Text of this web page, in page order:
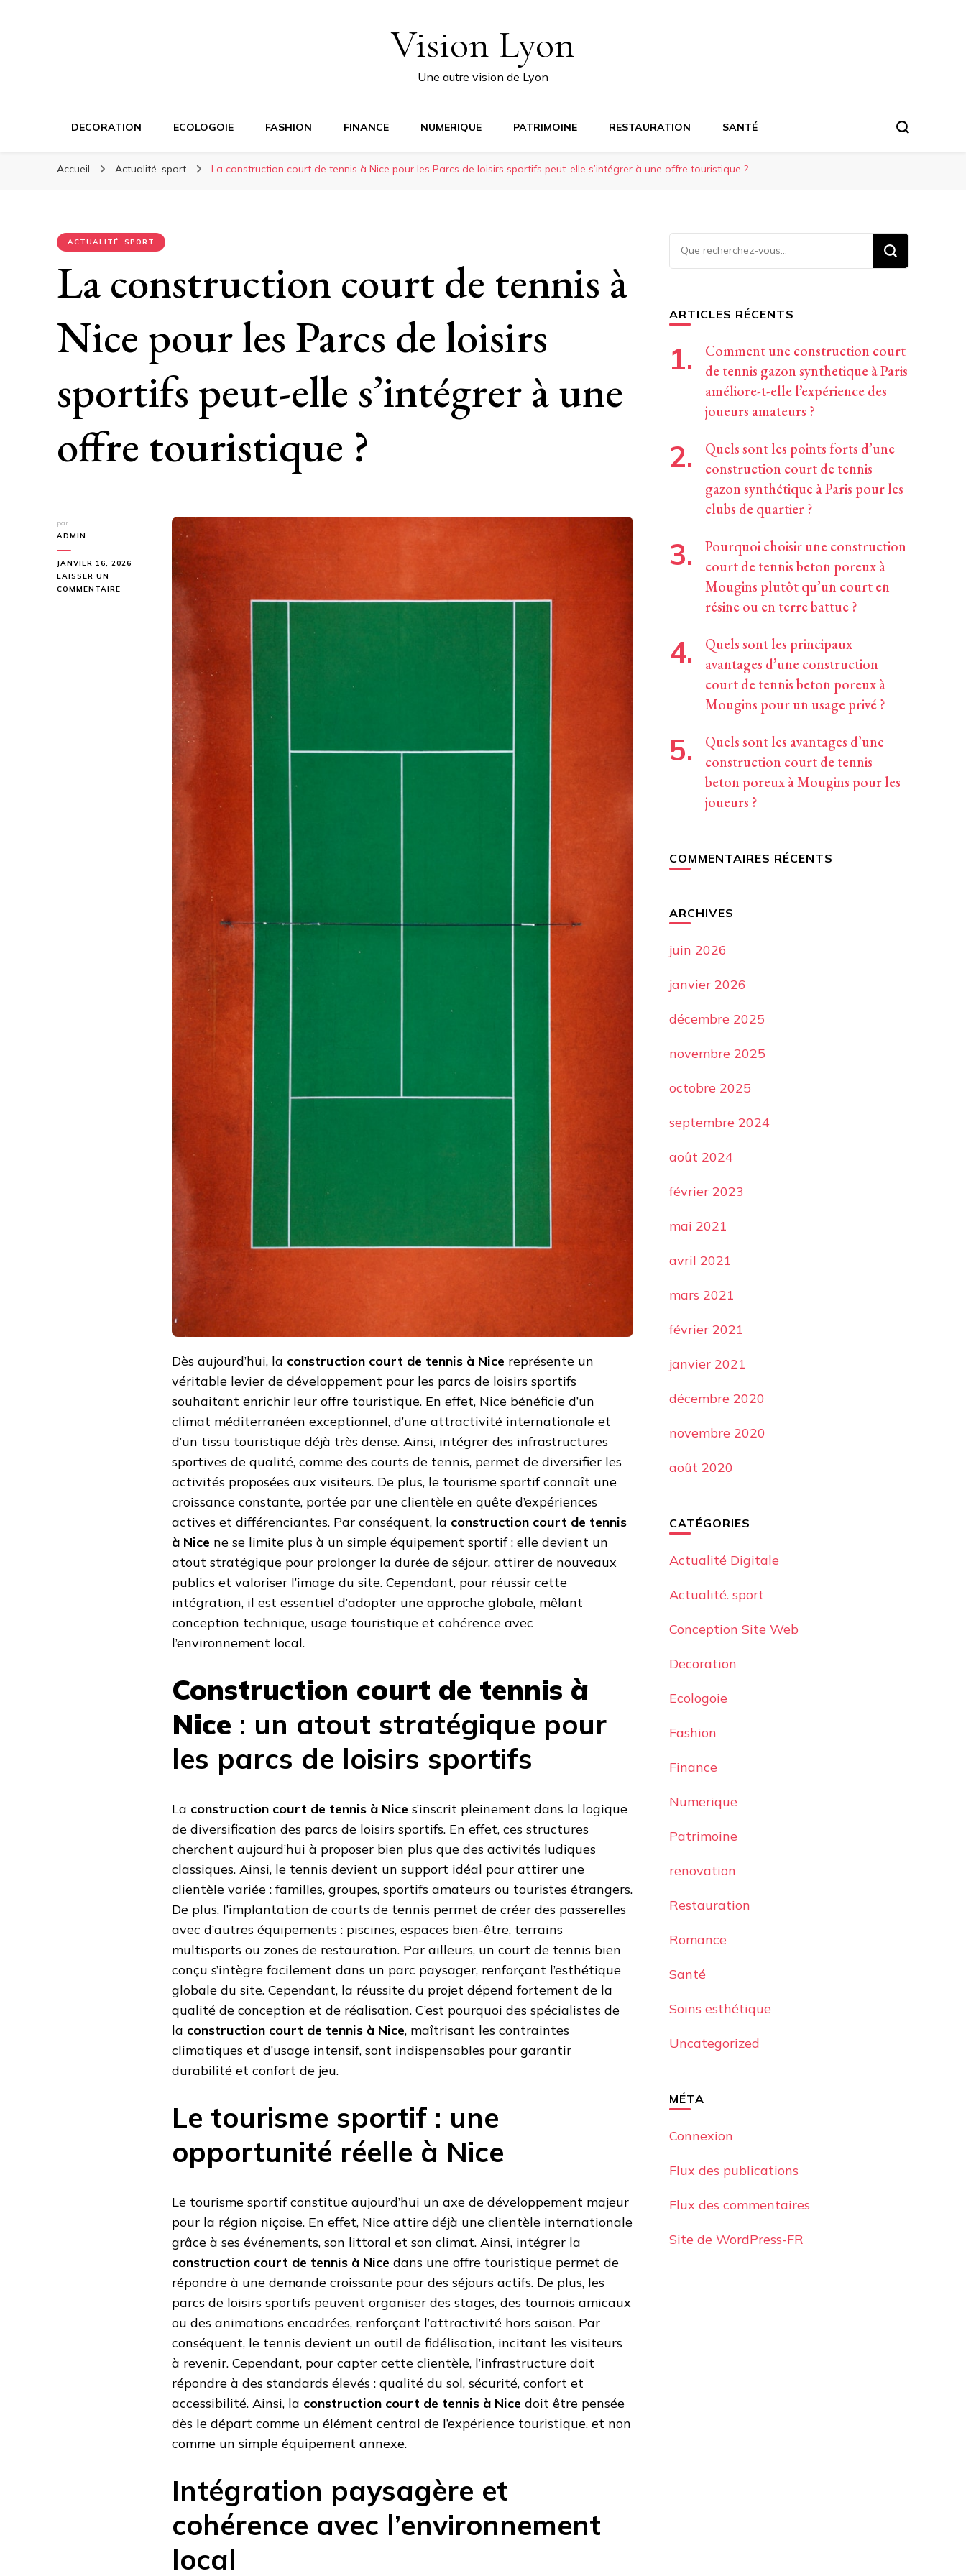
Vision Lyon
Une autre vision de Lyon
DECORATION ECOLOGOIE FASHION FINANCE NUMERIQUE PATRIMOINE RESTAURATION SANTÉ
Accueil Actualité. sport La construction court de tennis à Nice pour les Parcs de loisirs sportifs peut-elle s’intégrer à une offre touristique ?
ACTUALITÉ. SPORT
La construction court de tennis à
Nice pour les Parcs de loisirs
sportifs peut-elle s’intégrer à une
offre touristique ?
par
ADMIN
JANVIER 16, 2026
LAISSER UN
COMMENTAIRE
Dès aujourd’hui, la construction court de tennis à Nice représente un
véritable levier de développement pour les parcs de loisirs sportifs
souhaitant enrichir leur offre touristique. En effet, Nice bénéficie d’un
climat méditerranéen exceptionnel, d’une attractivité internationale et
d’un tissu touristique déjà très dense. Ainsi, intégrer des infrastructures
sportives de qualité, comme des courts de tennis, permet de diversifier les
activités proposées aux visiteurs. De plus, le tourisme sportif connaît une
croissance constante, portée par une clientèle en quête d’expériences
actives et différenciantes. Par conséquent, la construction court de tennis
à Nice ne se limite plus à un simple équipement sportif : elle devient un
atout stratégique pour prolonger la durée de séjour, attirer de nouveaux
publics et valoriser l’image du site. Cependant, pour réussir cette
intégration, il est essentiel d’adopter une approche globale, mêlant
conception technique, usage touristique et cohérence avec
l’environnement local.
Construction court de tennis à
Nice : un atout stratégique pour
les parcs de loisirs sportifs
La construction court de tennis à Nice s’inscrit pleinement dans la logique
de diversification des parcs de loisirs sportifs. En effet, ces structures
cherchent aujourd’hui à proposer bien plus que des activités ludiques
classiques. Ainsi, le tennis devient un support idéal pour attirer une
clientèle variée : familles, groupes, sportifs amateurs ou touristes étrangers.
De plus, l’implantation de courts de tennis permet de créer des passerelles
avec d’autres équipements : piscines, espaces bien-être, terrains
multisports ou zones de restauration. Par ailleurs, un court de tennis bien
conçu s’intègre facilement dans un parc paysager, renforçant l’esthétique
globale du site. Cependant, la réussite du projet dépend fortement de la
qualité de conception et de réalisation. C’est pourquoi des spécialistes de
la construction court de tennis à Nice, maîtrisant les contraintes
climatiques et d’usage intensif, sont indispensables pour garantir
durabilité et confort de jeu.
Le tourisme sportif : une
opportunité réelle à Nice
Le tourisme sportif constitue aujourd’hui un axe de développement majeur
pour la région niçoise. En effet, Nice attire déjà une clientèle internationale
grâce à ses événements, son littoral et son climat. Ainsi, intégrer la
construction court de tennis à Nice dans une offre touristique permet de
répondre à une demande croissante pour des séjours actifs. De plus, les
parcs de loisirs sportifs peuvent organiser des stages, des tournois amicaux
ou des animations encadrées, renforçant l’attractivité hors saison. Par
conséquent, le tennis devient un outil de fidélisation, incitant les visiteurs
à revenir. Cependant, pour capter cette clientèle, l’infrastructure doit
répondre à des standards élevés : qualité du sol, sécurité, confort et
accessibilité. Ainsi, la construction court de tennis à Nice doit être pensée
dès le départ comme un élément central de l’expérience touristique, et non
comme un simple équipement annexe.
Intégration paysagère et
cohérence avec l’environnement
local
Vous
recherchiez
ARTICLES RÉCENTS
Comment une construction court
de tennis gazon synthetique à Paris
améliore-t-elle l’expérience des
joueurs amateurs ?
Quels sont les points forts d’une
construction court de tennis
gazon synthétique à Paris pour les
clubs de quartier ?
Pourquoi choisir une construction
court de tennis beton poreux à
Mougins plutôt qu’un court en
résine ou en terre battue ?
Quels sont les principaux
avantages d’une construction
court de tennis beton poreux à
Mougins pour un usage privé ?
Quels sont les avantages d’une
construction court de tennis
beton poreux à Mougins pour les
joueurs ?
COMMENTAIRES RÉCENTS
ARCHIVES
juin 2026
janvier 2026
décembre 2025
novembre 2025
octobre 2025
septembre 2024
août 2024
février 2023
mai 2021
avril 2021
mars 2021
février 2021
janvier 2021
décembre 2020
novembre 2020
août 2020
CATÉGORIES
Actualité Digitale
Actualité. sport
Conception Site Web
Decoration
Ecologoie
Fashion
Finance
Numerique
Patrimoine
renovation
Restauration
Romance
Santé
Soins esthétique
Uncategorized
MÉTA
Connexion
Flux des publications
Flux des commentaires
Site de WordPress-FR